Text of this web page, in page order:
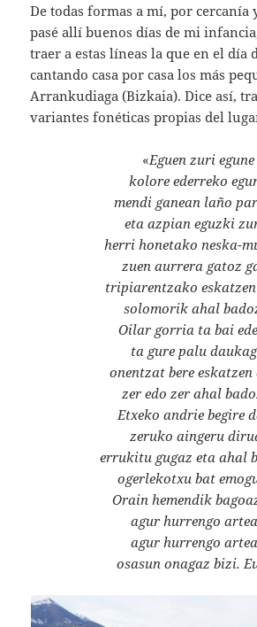
De todas formas a mí, por cercanía
pasé allí buenos días de mi
traer a estas líneas la que en el día
cantando casa por casa los más
Arrankudiaga (Bizkaia). Dice así,
variantes fonéticas propias del
«Eguen zuri egune
kolore ederreko
mendi ganean laño
eta azpian eguzki
herri honetako neska-
zuen aurrera gatoz
tripiarentzako
solomorik ahal
Oilar gorria ta bai
ta gure palu
onentzat bere eskatzen
zer edo zer ahal
Etxeko andrie begire
zeruko aingeru
errukitu gugaz eta ahal
ogerlekotxu bat
Orain hemendik
agur hurrengo
agur hurrengo
osasun onagaz bizi.